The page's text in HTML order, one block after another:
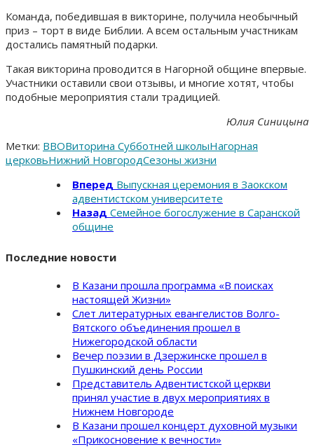
Команда, победившая в викторине, получила необычный
приз – торт в виде Библии. А всем остальным участникам
достались памятный подарки.
Такая викторина проводится в Нагорной общине впервые.
Участники оставили свои отзывы, и многие хотят, чтобы
подобные мероприятия стали традицией.
Юлия Синицына
Метки: ВВОВиторина Субботней школыНагорная
церковьНижний НовгородСезоны жизни
Вперед Выпускная церемония в Заокском
адвентистском университете
Назад Семейное богослужение в Саранской
общине
Последние новости
В Казани прошла программа «В поисках
настоящей Жизни»
Слет литературных евангелистов Волго-
Вятского объединения прошел в
Нижегородской области
Вечер поэзии в Дзержинске прошел в
Пушкинский день России
Представитель Адвентистской церкви
принял участие в двух мероприятиях в
Нижнем Новгороде
В Казани прошел концерт духовной музыки
«Прикосновение к вечности»